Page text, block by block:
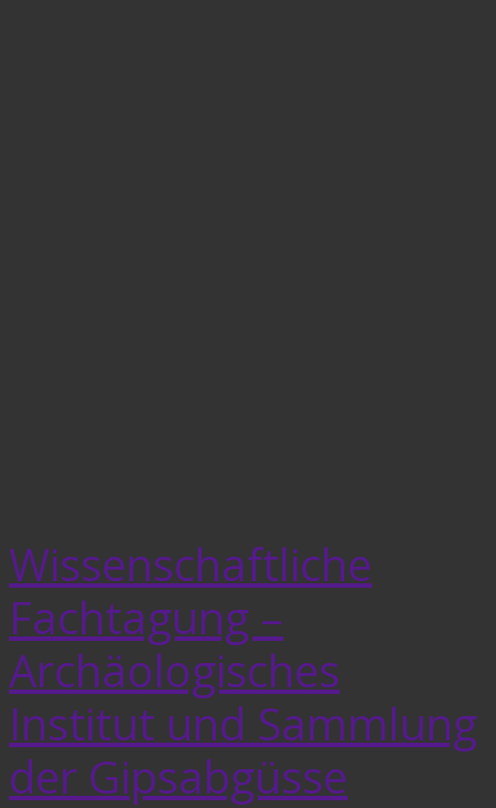
Wissenschaftliche
Fachtagung –
Archäologisches
Institut und Sammlung
der Gipsabgüsse